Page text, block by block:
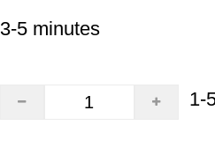
3-5 minutes
1-